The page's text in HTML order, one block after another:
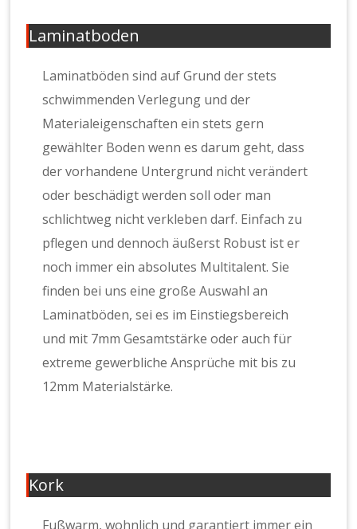
Laminatboden
Laminatböden sind auf Grund der stets
schwimmenden Verlegung und der
Materialeigenschaften ein stets gern
gewählter Boden wenn es darum geht, dass
der vorhandene Untergrund nicht verändert
oder beschädigt werden soll oder man
schlichtweg nicht verkleben darf. Einfach zu
pflegen und dennoch äußerst Robust ist er
noch immer ein absolutes Multitalent. Sie
finden bei uns eine große Auswahl an
Laminatböden, sei es im Einstiegsbereich
und mit 7mm Gesamtstärke oder auch für
extreme gewerbliche Ansprüche mit bis zu
12mm Materialstärke.
Kork
Fußwarm, wohnlich und garantiert immer ein